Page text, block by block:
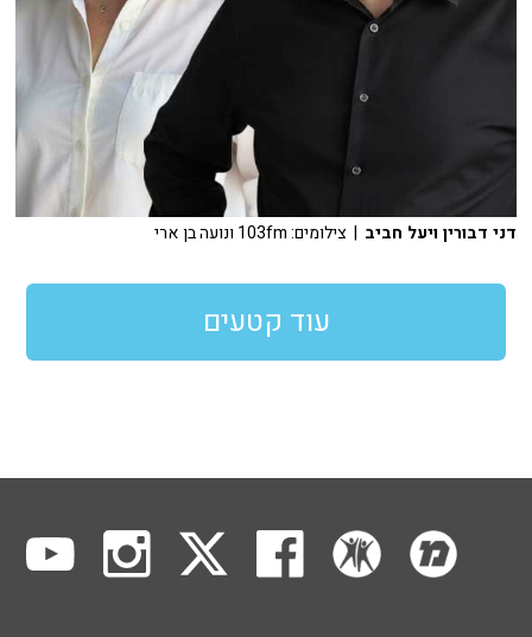
דני דבורין ויעל חביב | צילומים: 103fm ונועה בן ארי
עוד קטעים